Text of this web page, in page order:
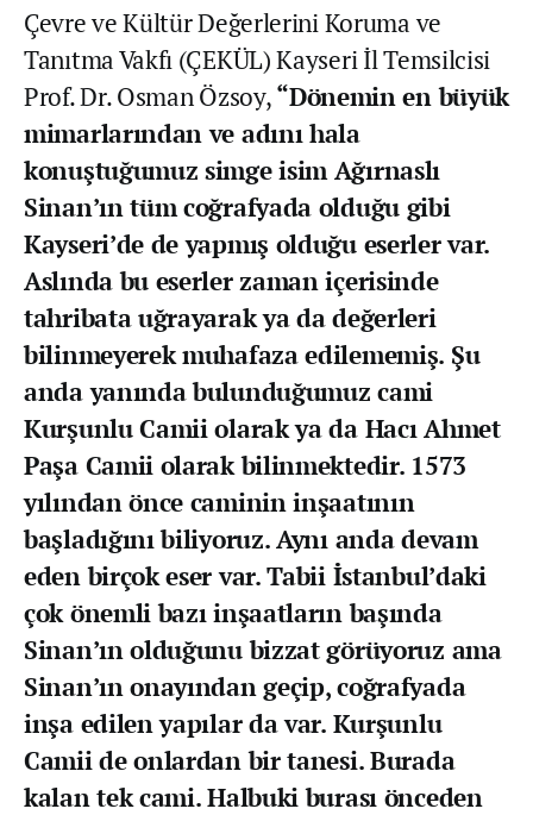
Çevre ve Kültür Değerlerini Koruma ve
Tanıtma Vakfı (ÇEKÜL) Kayseri İl Temsilcisi
Prof. Dr. Osman Özsoy,“Dönemin en büyük
mimarlarından ve adını hala
konuştuğumuz simge isim Ağırnaslı
Sinan’ın tüm coğrafyada olduğu gibi
Kayseri’de de yapmış olduğu eserler var.
Aslında bu eserler zaman içerisinde
tahribata uğrayarak ya da değerleri
bilinmeyerek muhafaza edilememiş. Şu
anda yanında bulunduğumuz cami
Kurşunlu Camii olarak ya da Hacı Ahmet
Paşa Camii olarak bilinmektedir. 1573
yılından önce caminin inşaatının
başladığını biliyoruz. Aynı anda devam
eden birçok eser var. Tabii İstanbul’daki
çok önemli bazı inşaatların başında
Sinan’ın olduğunu bizzat görüyoruz ama
Sinan’ın onayından geçip, coğrafyada
inşa edilen yapılar da var. Kurşunlu
Camii de onlardan bir tanesi. Burada
kalan tek cami. Halbuki burası önceden